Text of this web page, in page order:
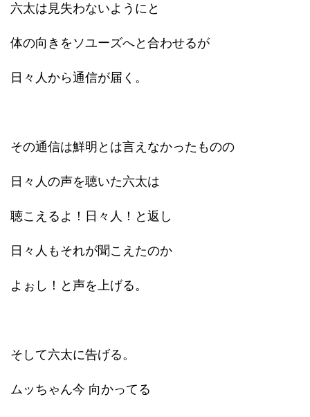
六太は見失わないようにと
体の向きをソユーズへと合わせるが
日々人から通信が届く。
その通信は鮮明とは言えなかったものの
日々人の声を聴いた六太は
聴こえるよ！日々人！と返し
日々人もそれが聞こえたのか
よぉし！と声を上げる。
そして六太に告げる。
ムッちゃん今 向かってる